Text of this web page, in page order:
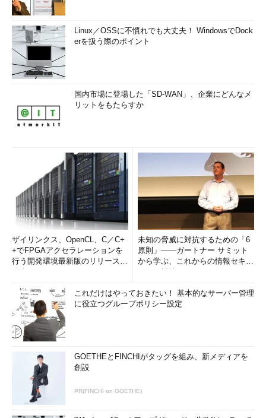
Linux／OSSに不慣れでも大丈夫！ WindowsでDock
erを扱う際のポイント
国内市場に登場した「SD-WAN」、企業にどんなメ
リットをもたらすか
ザイリンクス、OpenCL、C／C+
+でFPGAアクセラレーションを
行う開発環境最新版のリリースを
未知の脅威に対抗するための「6
原則」――ガートナー サミット
から学ぶ、これからの情報セキュ
これだけはやっておきたい！ 基本的なサーバー管理
に役立つグループポリシー設定
GOETHEとFINCHIがタッグを組み、新メディアを
創設
PR(FINCHI on GOETHE)